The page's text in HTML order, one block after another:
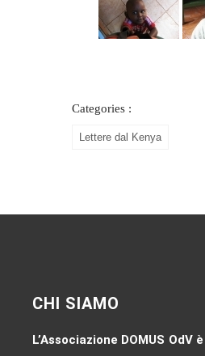
Categories :
Lettere dal Kenya
CHI SIAMO
L’Associazione DOMUS